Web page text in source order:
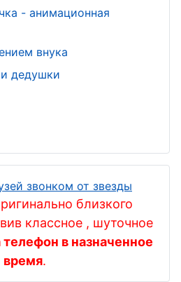
- анимационная
внука
дедушки
близкого
классное , шуточное
телефон в назначенное
время.